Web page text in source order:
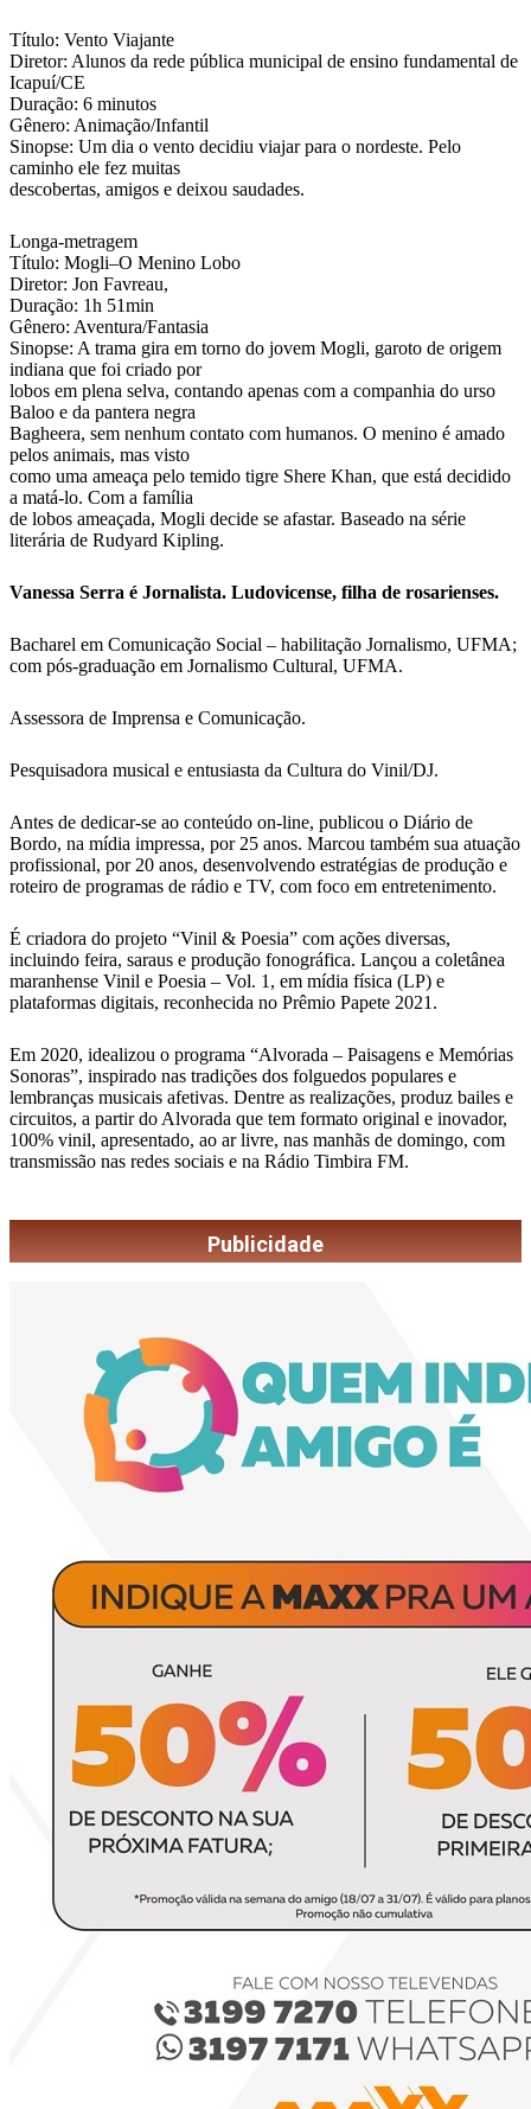
Título: Vento Viajante
Diretor: Alunos da rede pública municipal de ensino fundamental de
Icapuí/CE
Duração: 6 minutos
Gênero: Animação/Infantil
Sinopse: Um dia o vento decidiu viajar para o nordeste. Pelo
caminho ele fez muitas
descobertas, amigos e deixou saudades.
Longa-metragem
Título: Mogli–O Menino Lobo
Diretor: Jon Favreau,
Duração: 1h 51min
Gênero: Aventura/Fantasia
Sinopse: A trama gira em torno do jovem Mogli, garoto de origem
indiana que foi criado por
lobos em plena selva, contando apenas com a companhia do urso
Baloo e da pantera negra
Bagheera, sem nenhum contato com humanos. O menino é amado
pelos animais, mas visto
como uma ameaça pelo temido tigre Shere Khan, que está decidido
a matá-lo. Com a família
de lobos ameaçada, Mogli decide se afastar. Baseado na série
literária de Rudyard Kipling.
Vanessa Serra é Jornalista. Ludovicense, filha de rosarienses.
Bacharel em Comunicação Social – habilitação Jornalismo, UFMA;
com pós-graduação em Jornalismo Cultural, UFMA.
Assessora de Imprensa e Comunicação.
Pesquisadora musical e entusiasta da Cultura do Vinil/DJ.
Antes de dedicar-se ao conteúdo on-line, publicou o Diário de
Bordo, na mídia impressa, por 25 anos. Marcou também sua atuação
profissional, por 20 anos, desenvolvendo estratégias de produção e
roteiro de programas de rádio e TV, com foco em entretenimento.
É criadora do projeto “Vinil & Poesia” com ações diversas,
incluindo feira, saraus e produção fonográfica. Lançou a coletânea
maranhense Vinil e Poesia – Vol. 1, em mídia física (LP) e
plataformas digitais, reconhecida no Prêmio Papete 2021.
Em 2020, idealizou o programa “Alvorada – Paisagens e Memórias
Sonoras”, inspirado nas tradições dos folguedos populares e
lembranças musicais afetivas. Dentre as realizações, produz bailes e
circuitos, a partir do Alvorada que tem formato original e inovador,
100% vinil, apresentado, ao ar livre, nas manhãs de domingo, com
transmissão nas redes sociais e na Rádio Timbira FM.
Publicidade